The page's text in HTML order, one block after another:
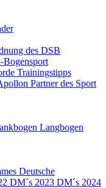
des DSB
Bogensport
Trainingstipps
Partner des Sport
Langbogen
Deutsche
DM´s 2023 DM´s 2024